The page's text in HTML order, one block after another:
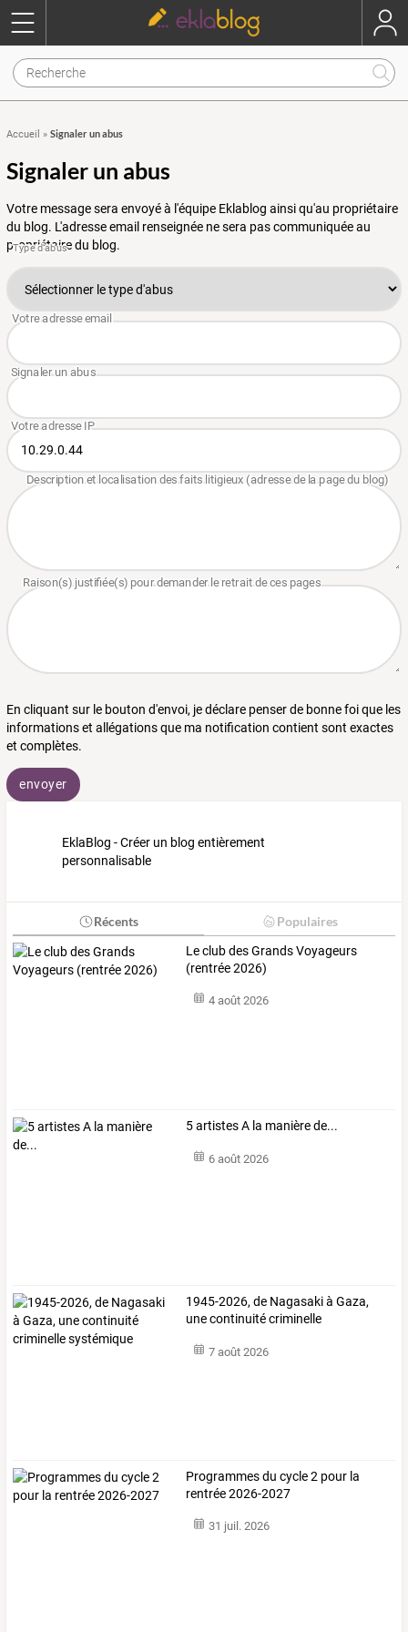
Accueil » Signaler un abus
Signaler un abus
Votre message sera envoyé à l'équipe Eklablog ainsi qu'au propriétaire
du blog. L'adresse email renseignée ne sera pas communiquée au
propriétaire du blog.
En cliquant sur le bouton d'envoi, je déclare penser de bonne foi que les
informations et allégations que ma notification contient sont exactes
et complètes.
envoyer
EklaBlog - Créer un blog entièrement
personnalisable
Récents Populaires
Le club des Grands Voyageurs
(rentrée 2026)
4 août 2026
5 artistes A la manière de...
6 août 2026
1945-2026, de Nagasaki à Gaza,
une continuité criminelle
7 août 2026
Programmes du cycle 2 pour la
rentrée 2026-2027
31 juil. 2026